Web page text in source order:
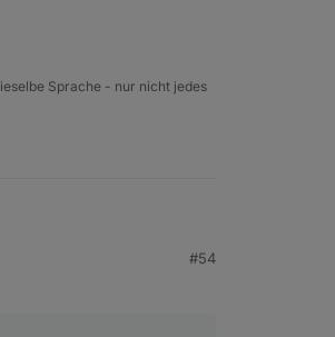
Sprache - nur nicht jedes
#54